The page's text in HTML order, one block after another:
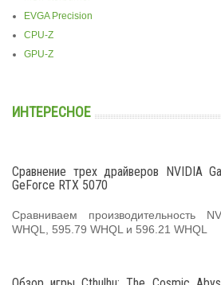
EVGA Precision
CPU-Z
GPU-Z
ИНТЕРЕСНОЕ
Сравнение трех драйверов NVIDIA
GeForce RTX 5070
Сравниваем производительность
WHQL, 595.79 WHQL и 596.21 WHQL